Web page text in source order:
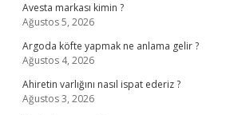
Avesta markası kimin ?
Ağustos 5, 2026
Argoda köfte yapmak ne anlama gelir ?
Ağustos 4, 2026
Ahiretin varlığını nasıl ispat ederiz ?
Ağustos 3, 2026